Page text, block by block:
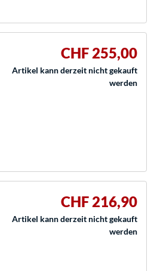
CHF 255,00
Artikel kann derzeit nicht gekauft
werden
CHF 216,90
Artikel kann derzeit nicht gekauft
werden